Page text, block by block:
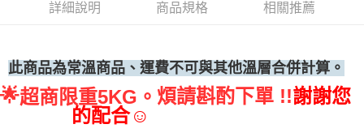
每筆NT$60，滿NT$699(含以上)免運費
每筆NT$60，滿NT$699(含以上)免運費
(請點開選項勾選)
每筆NT$250
詳細說明 商品規格 相關推薦
此商品為常溫商品、運費不可與其他溫層合併計算。
🌟超商限重5KG。 煩請斟酌下單 !!謝謝您
的配合☺